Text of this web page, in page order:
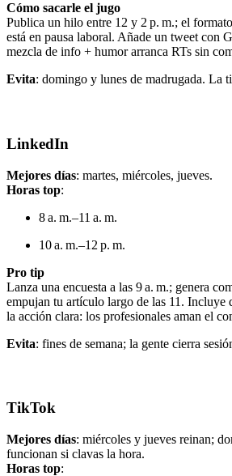
Cómo sacarle el jugo
Publica un hilo entre 12 y 2 p. m.; el
está en pausa laboral. Añade un tweet con
mezcla de info + humor arranca RTs sin
Evita: domingo y lunes de madrugada. La
LinkedIn
Mejores días: martes, miércoles, jueves.
Horas top:
8 a. m.–11 a. m.
10 a. m.–12 p. m.
Pro tip
Lanza una encuesta a las 9 a. m.; genera
empujan tu artículo largo de las 11. Incluye
la acción clara: los profesionales aman el
Evita: fines de semana; la gente cierra
TikTok
Mejores días: miércoles y jueves reinan;
funcionan si clavas la hora.
Horas top: